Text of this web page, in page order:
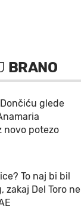
BRANO
glede
novo potezo
To naj bi bil
zakaj Del Toro ne